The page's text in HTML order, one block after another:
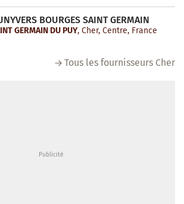
BOURGES SAINT GERMAIN
GERMAIN DU PUY, Cher, Centre, France
Tous les fournisseurs Cher